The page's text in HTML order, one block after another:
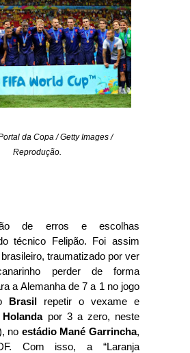
da Copa / Getty Images /
Reprodução.
de erros e escolhas
técnico Felipão. Foi assim
traumatizado por ver
perder de forma
a Alemanha de 7 a 1 no jogo
Brasil repetir o vexame e
Holandapor 3 a zero, neste
no estádio Mané Garrincha,
Com isso, a “Laranja